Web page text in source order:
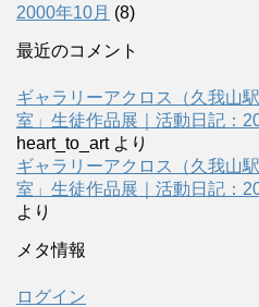
2000年10月 (8)
最近のコメント
ギャラリーアクロス（久我山
室」生徒作品展｜活動日記：
heart_to_artより
ギャラリーアクロス（久我山
室」生徒作品展｜活動日記：
より
メタ情報
ログイン